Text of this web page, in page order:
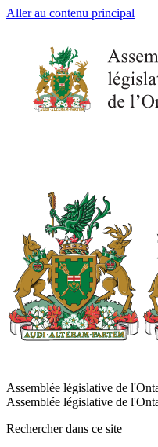
Aller au contenu principal
Assemblée législative de
Assemblée législative de
Rechercher dans ce site